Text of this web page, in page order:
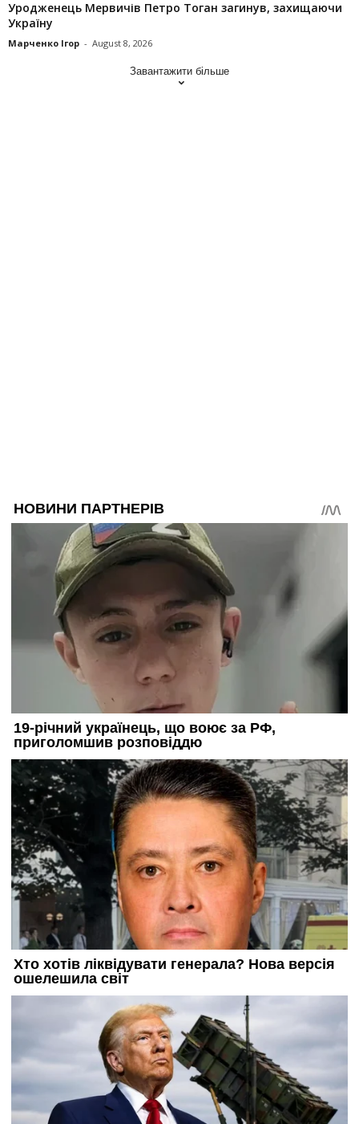
Уродженець Мервичів Петро Тоган загинув, захищаючи
Україну
Марченко Ігор - August 8, 2026
Завантажити більше